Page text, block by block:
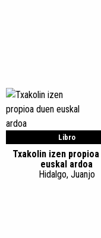
Libro
Txakolin izen propioa
euskal ardoa
Hidalgo, Juanjo